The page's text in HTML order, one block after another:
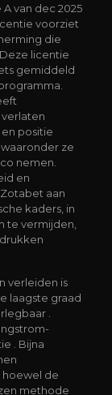
van dec 2025
voorziet
die
licentie
gemiddeld
positie
ze
nemen.
en
aan
kaders, in
te vermijden,
verleiden is
laagste graad
.
. Bijna
de
methode